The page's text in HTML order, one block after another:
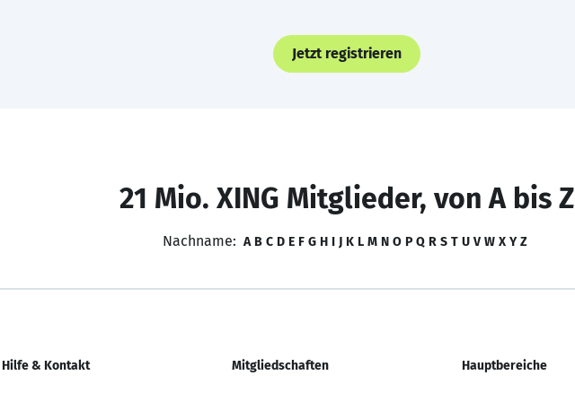
Jetzt registrieren
21 Mio. XING Mitglieder, von A bis Z
Nachname: A B C D E F G H I J K L M N O P Q R S T U V W X Y Z
Hilfe & Kontakt Mitgliedschaften Hauptbereiche